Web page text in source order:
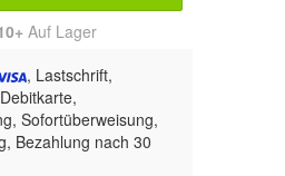
Auf Lager
, Lastschrift,
Sofortüberweisung,
Bezahlung nach 30